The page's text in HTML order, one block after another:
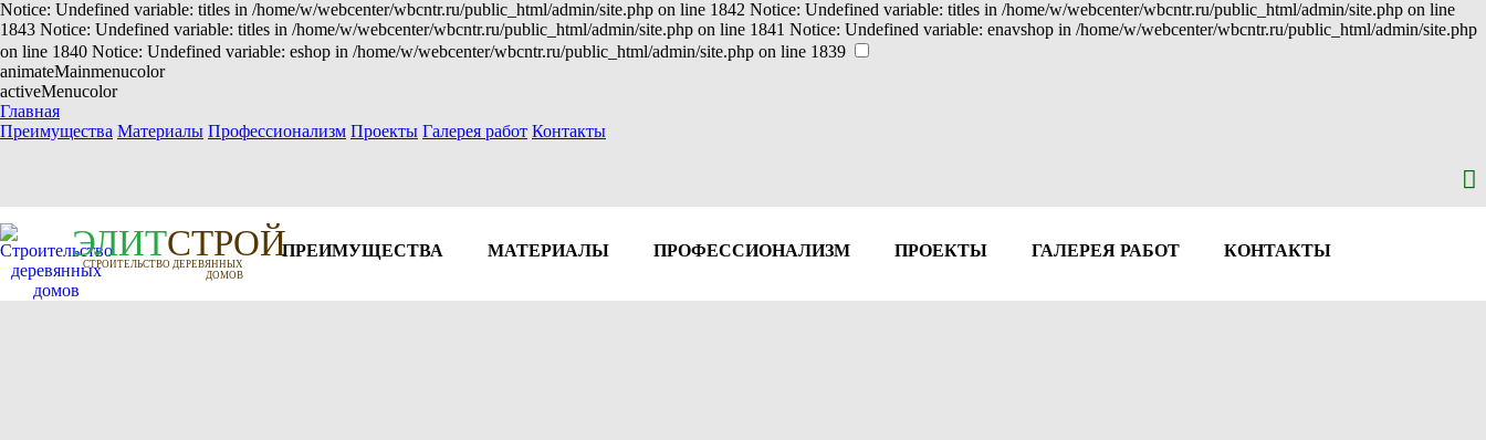
Notice: Undefined variable: titles in /home/w/webcenter/wbcntr.ru/public_html/admin/site.php on line 1842 Notice: Undefined variable: titles in /home/w/webcenter/wbcntr.ru/public_html/admin/site.php on line
1843 Notice: Undefined variable: titles in /home/w/webcenter/wbcntr.ru/public_html/admin/site.php on line 1841 Notice: Undefined variable: enavshop in /home/w/webcenter/wbcntr.ru/public_html/admin/site.php
on line 1840 Notice: Undefined variable: eshop in /home/w/webcenter/wbcntr.ru/public_html/admin/site.php on line 1839
animateMainmenucolor
activeMenucolor
Главная
Преимущества Материалы Профессионализм Проекты Галерея работ Контакты
ЭЛИТСТРОЙ
СТРОИТЕЛЬСТВО ДЕРЕВЯННЫХ
ДОМОВ
ПРЕИМУЩЕСТВА МАТЕРИАЛЫ ПРОФЕССИОНАЛИЗМ ПРОЕКТЫ ГАЛЕРЕЯ РАБОТ КОНТАКТЫ